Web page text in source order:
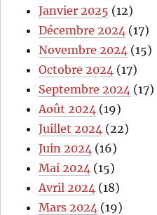
Janvier 2025 (12)
Décembre 2024 (17)
Novembre 2024 (15)
Octobre 2024 (17)
Septembre 2024 (17)
Août 2024 (19)
Juillet 2024 (22)
Juin 2024 (16)
Mai 2024 (15)
Avril 2024 (18)
Mars 2024 (19)